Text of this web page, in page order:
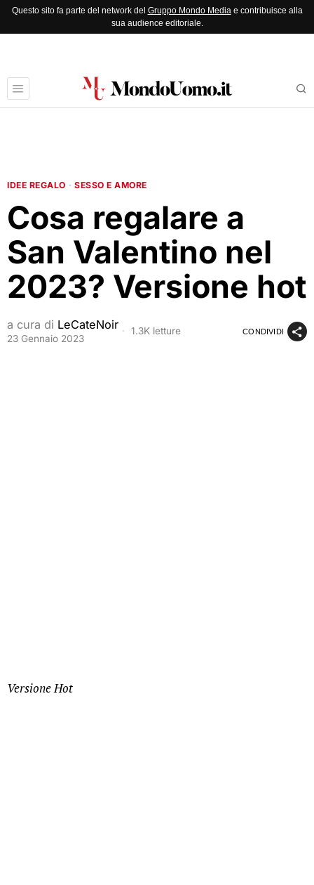
Questo sito fa parte del network del Gruppo Mondo Mediae contribuisce alla
sua audience editoriale.
IDEE REGALO · SESSO E AMORE
Cosa regalare a
San Valentino nel
2023? Versione hot
a cura di LeCateNoir
23 Gennaio 2023
1.3K letture CONDIVIDI
Versione Hot